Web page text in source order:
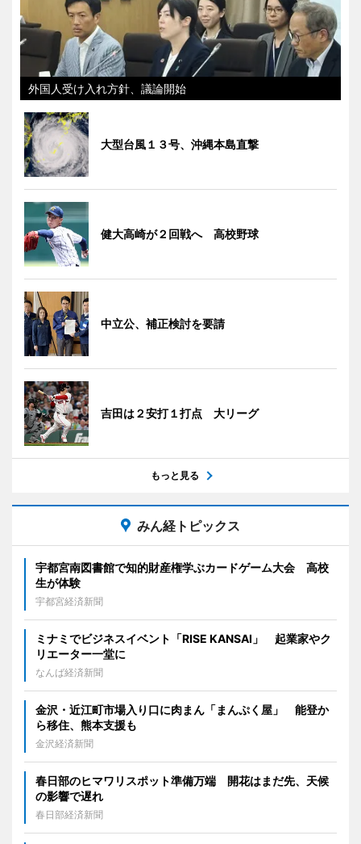
外国人受け入れ方針、議論開始
大型台風１３号、沖縄本島直撃
健大高崎が２回戦へ 高校野球
中立公、補正検討を要請
吉田は２安打１打点 大リーグ
もっと見る
みん経トピックス
宇都宮南図書館で知的財産権学ぶカードゲーム大会 高校
生が体験
宇都宮経済新聞
ミナミでビジネスイベント「RISE KANSAI」 起業家やク
リエーター一堂に
なんば経済新聞
金沢・近江町市場入り口に肉まん「まんぷく屋」 能登か
ら移住、熊本支援も
金沢経済新聞
春日部のヒマワリスポット準備万端 開花はまだ先、天候
の影響で遅れ
春日部経済新聞